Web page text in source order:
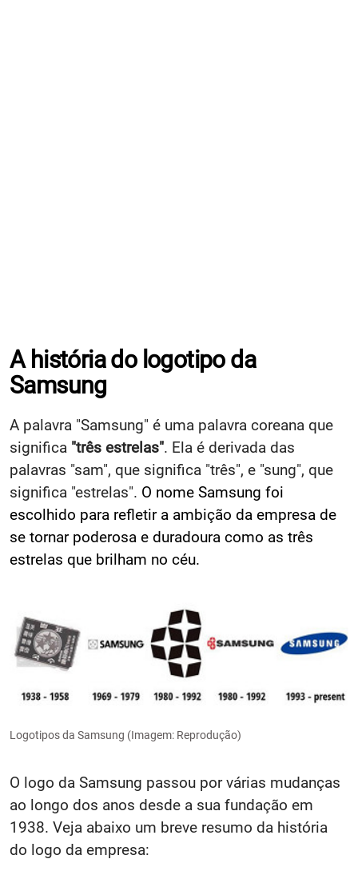
A história do logotipo da
Samsung
A palavra "Samsung" é uma palavra coreana que
significa "três estrelas". Ela é derivada das
palavras "sam", que significa "três", e "sung", que
significa "estrelas". O nome Samsung foi
escolhido para refletir a ambição da empresa de
se tornar poderosa e duradoura como as três
estrelas que brilham no céu.
Logotipos da Samsung (Imagem: Reprodução)
O logo da Samsung passou por várias mudanças
ao longo dos anos desde a sua fundação em
1938. Veja abaixo um breve resumo da história
do logo da empresa: